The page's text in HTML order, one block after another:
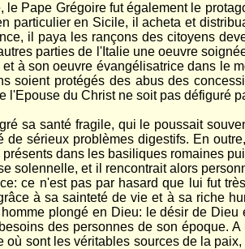
Pape Grégoire fut également le
particulier en Sicile, il acheta et
il paya les rançons des citoyens
parties de l'Italie une oeuvre
à son oeuvre évangélisatrice dans le
soient protégés des abus des
du Christ ne soit pas défiguré
sa santé fragile, qui le poussait
sérieux problèmes digestifs. En
dans les basiliques romaines
solennelle, et il rencontrait alors
ce n'est pas par hasard que lui fut
à sa sainteté de vie et à sa riche
plongé en Dieu: le désir de
des personnes de son époque.
sont les véritables sources de la